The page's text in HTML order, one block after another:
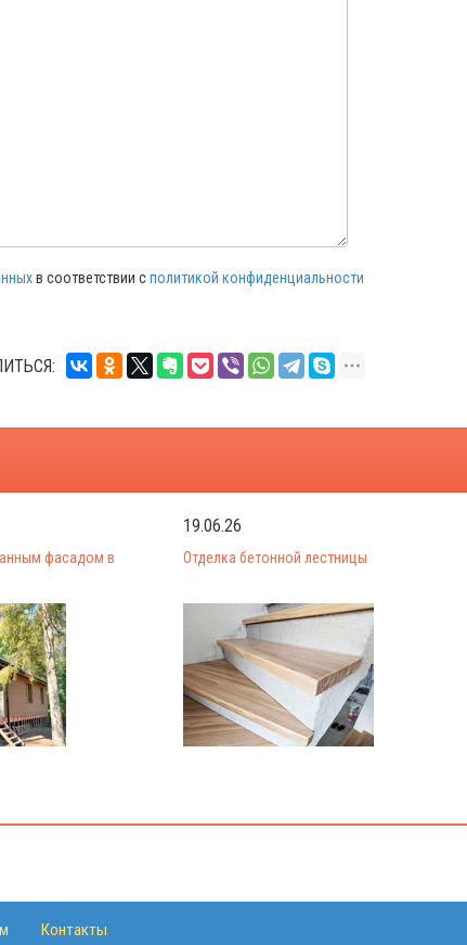
в соответствии сполитикой конфиденциальности
фасадом в
19.06.26
Отделка бетонной лестницы
Контакты